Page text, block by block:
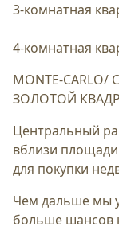
3-комнатная
4-комнатная
MONTE-CARLO/
ЗОЛОТОЙ
Центральный
вблизи
для покупки
Чем дальше мы
больше шансов